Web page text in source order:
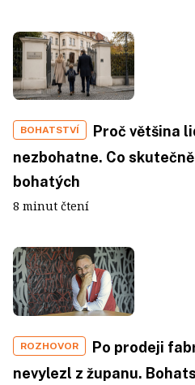
BOHATSTVÍ
Proč většina
nezbohatne. Co
bohatých
8 minut čtení
ROZHOVOR
Po prodeji
nevylezl z županu.